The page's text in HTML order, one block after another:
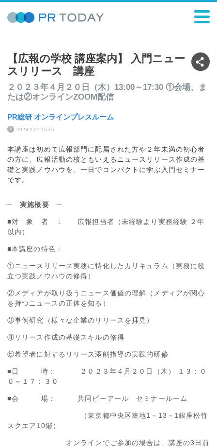
【広報の学校 講座案内】 入門ニュー
スリリース 講座
２０２３年４月２０日（木）13:00～17:30 ①会場、ま
たは②オンラインZOOM配信
PR総研 オンラインプレスルーム
2023.2.21 16:15
本講座は初めて広報部門に配属された方や２年未満の初心者
の方に、広報活動の核ともいえるニュースリリース作成の基
礎と実践ノウハウを、一日でコンパクトに学ぶ入門セミナー
です。
─実施概要 ─
■対 象 者 ： 広報担当者（未経験より実務経験 ２年
以内）
■本講座の特色：
①ニュースリリース実務に特化したカリキュラム（実務に役
立つ実践ノウハウの修得）
②メディアが取り扱うニュース価値の理解（メディアが関心
を持つニュースの正体を知る）
③事例研究（様々な企業のリリースを拝見）
④リリース作成の基礎スキルの修得
⑤希望者に対するリリース添削指導の実践的研修
■日 時： ２０２３年４月２０日（木） １３：０
０～１７：３０
■会 場： 共同ピーアール セミナールーム
（東京都中央区築地1 － 13 － 1銀座松竹
スクエア10階）
オンラインでご参加の場合は、講座の3 日前